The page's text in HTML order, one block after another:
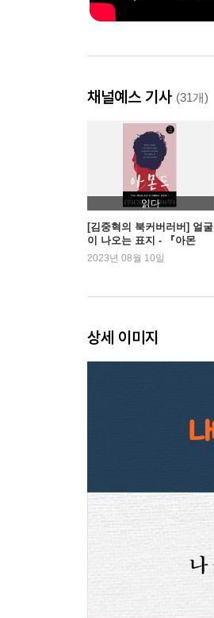
채널예스 기사 (31개)
읽다
[김중혁의 북커버러버] 얼굴
이 나오는 표지 - 『아몬
드』
2023년 08월 10일
상세 이미지